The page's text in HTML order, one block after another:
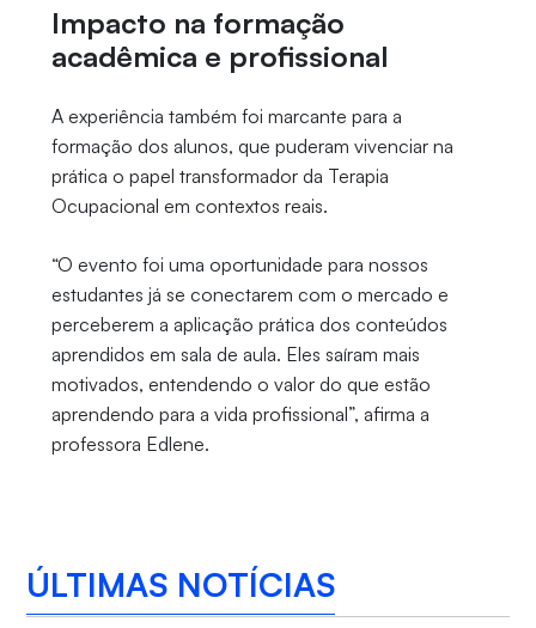
Impacto na formação
acadêmica e profissional
A experiência também foi marcante para a
formação dos alunos, que puderam vivenciar na
prática o papel transformador da Terapia
Ocupacional em contextos reais.
“O evento foi uma oportunidade para nossos
estudantes já se conectarem com o mercado e
perceberem a aplicação prática dos conteúdos
aprendidos em sala de aula. Eles saíram mais
motivados, entendendo o valor do que estão
aprendendo para a vida profissional”, afirma a
professora Edlene.
ÚLTIMAS NOTÍCIAS